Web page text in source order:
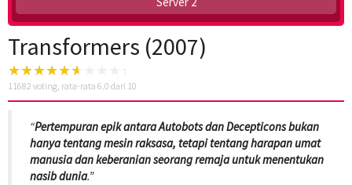
Transformers (2007)
11682 voting, rata-rata 6.0 dari 10
“Pertempuran epik antara Autobots dan Decepticons bukan
hanya tentang mesin raksasa, tetapi tentang harapan umat
manusia dan keberanian seorang remaja untuk menentukan
nasib dunia.”